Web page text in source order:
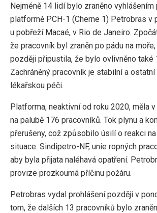
Nejméně 14 lidí bylo zraněno vyhlášením
platformě PCH-1 (Cherne 1) Petrobras v
u pobřeží Macaé, v Rio de Janeiro.
že pracovník byl zraněn po pádu na
později připustila, že bylo ovlivněno také
Zachráněný pracovník je stabilní a
lékařskou péči.
Platforma, neaktivní od roku 2020, měla
na palubě 176 pracovníků. Tok plynu a
přerušeny, což způsobilo úsilí o reakci
situace. Sindipetro-NF, unie ropných
aby byla přijata naléhavá opatření.
provize prozkoumá příčinu požáru.
Petrobras vydal prohlášení později v
tom, že dalších 13 pracovníků bylo